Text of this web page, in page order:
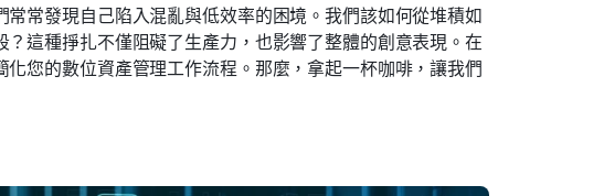
常發現自己陷入混亂與低效率的困境。我們該如何從堆積如
這種掙扎不僅阻礙了生產力，也影響了整體的創意表現。在
您的數位資產管理工作流程。那麼，拿起一杯咖啡，讓我們